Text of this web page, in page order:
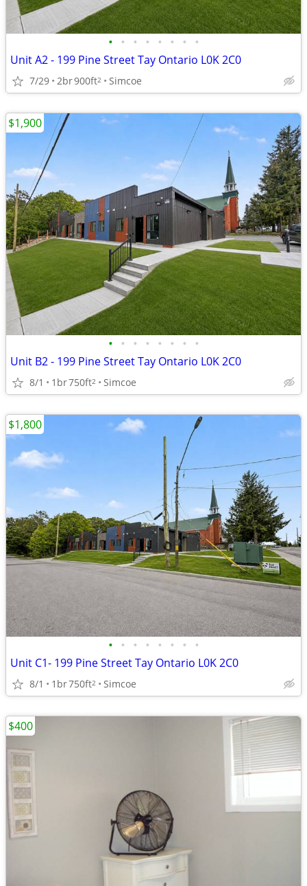
• • • • • • • •
Unit A2 - 199 Pine Street Tay Ontario L0K 2C0
7/29 2br900ft2 Simcoe
• • • • • • • •
Unit B2 - 199 Pine Street Tay Ontario L0K 2C0
8/1 1br750ft2 Simcoe
$1,900
• • • • • • • •
Unit C1- 199 Pine Street Tay Ontario L0K 2C0
8/1 1br750ft2 Simcoe
$1,800
$400